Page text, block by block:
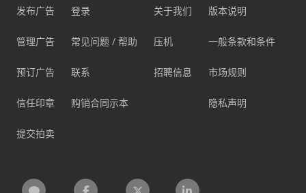
发布广告
管理广告
预订广告
信任印章
提交拍卖
登录
常见问题 / 帮助
联系
购销合同示本
关于我们
压机
招聘信息
版本说明
一般条款和条件
市场规则
隐私声明